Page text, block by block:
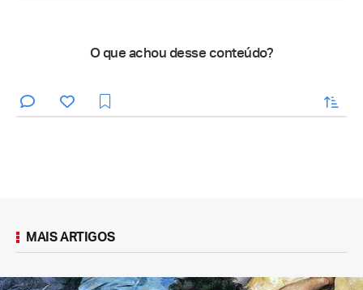
O que achou desse conteúdo?
enviar
MAIS ARTIGOS